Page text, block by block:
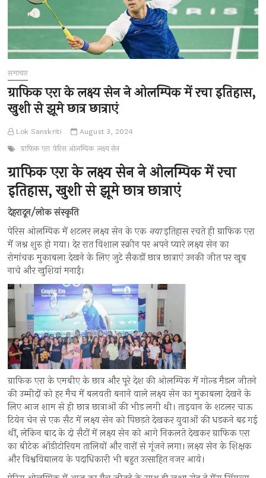
समाचार
ग्राफिक एरा के लक्ष्य सेन ने ओलम्पिक में रचा इतिहास,
खुशी से झूमे छात्र छात्राएं
Lok Sanskriti
August 3, 2024
ग्राफिक एरा पेरिस ओलम्पिक लक्ष्य सेन
ग्राफिक एरा के लक्ष्य सेन ने ओलम्पिक में रचा
इतिहास, खुशी से झूमे छात्र छात्राएं
देहरादून/लोक संस्कृति
पेरिस ओलम्पिक में शटलर लक्ष्य सेन के एक नयाइतिहास रचते ही ग्राफिक एरा
में जश्न शुरु हो गया। देर रात विशाल स्क्रीन पर अपने प्यारे लक्ष्य सेन का
रोमांचक मुकाबला देखने के लिए जुटे सैकड़ों छात्र छात्राएं उनकी जीत पर खूब
नाचे और खुशियां मनाईं।
ग्राफिक एरा के एमबीए के छात्र और पूरे देश की ओलम्पिक में गोल्ड मैडल जीतने
की उम्मीदों को हर मैच में बलवती बनाने वाले लक्ष्य सेन का मुकाबला देखने के
लिए आज शाम से ही छात्र छात्राओं की भीड़ लगी थी। ताइवान के शटलर चाऊ
टियेन चेन से एक सैट में लक्ष्य सेन को पिछड़ते देखकर युवाओं की धड़कने बढ़ गई
थीं, लेकिन बाद के दो सैटों में लक्ष्य सेन को आगे निकलते देखकर ग्राफिक एरा
का बीटेक ऑडीटोरियम तालियों और नारों से गूंजने लगा। लक्ष्य सेन के शिक्षक
और विश्वविद्यालय के पदाधिकारी भी बहुत उत्साहित नजर आये।